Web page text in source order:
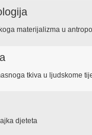
materijalizma u
tkiva u ljudskome
djeteta